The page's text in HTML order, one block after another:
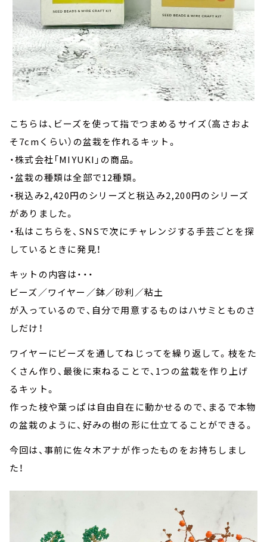
こちらは、ビーズを使って指でつまめるサイズ（高さおよ
そ7cmくらい）の盆栽を作れるキット。
・株式会社「MIYUKI」の商品。
・盆栽の種類は全部で12種類。
・税込み2,420円のシリーズと税込み2,200円のシリーズ
がありました。
・私はこちらを、SNSで次にチャレンジする手芸ごとを探
しているときに発見！
キットの内容は・・・
ビーズ／ワイヤー／鉢／砂利／粘土
が入っているので、自分で用意するものはハサミとものさ
しだけ！
ワイヤーにビーズを通してねじってを繰り返して。枝をた
くさん作り、最後に束ねることで、1つの盆栽を作り上げ
るキット。
作った枝や葉っぱは自由自在に動かせるので、まるで本物
の盆栽のように、好みの樹の形に仕立てることができる。
今回は、事前に佐々木アナが作ったものをお持ちしまし
た！